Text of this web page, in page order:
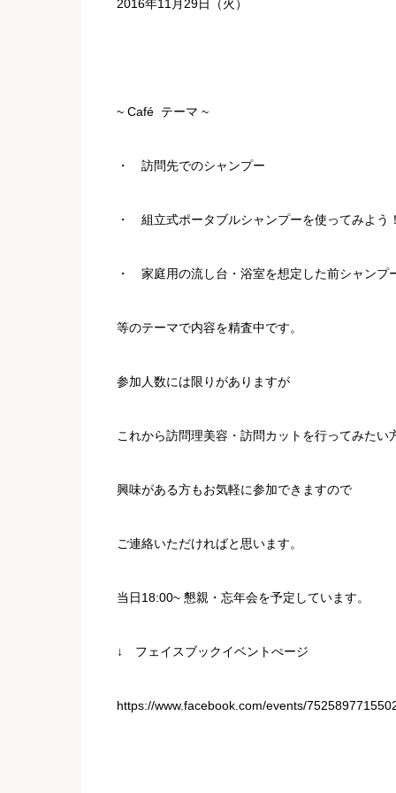
2016年11月29日（火）
~ Café テーマ ~
・ 訪問先でのシャンプー
・ 組立式ポータブルシャンプーを使ってみよう！
・ 家庭用の流し台・浴室を想定した前シャンプ
等のテーマで内容を精査中です。
参加人数には限りがありますが
これから訪問理美容・訪問カットを行ってみたい
興味がある方もお気軽に参加できますので
ご連絡いただければと思います。
当日18:00~ 懇親・忘年会を予定しています。
↓ フェイスブックイベントぺージ
https://www.facebook.com/events/